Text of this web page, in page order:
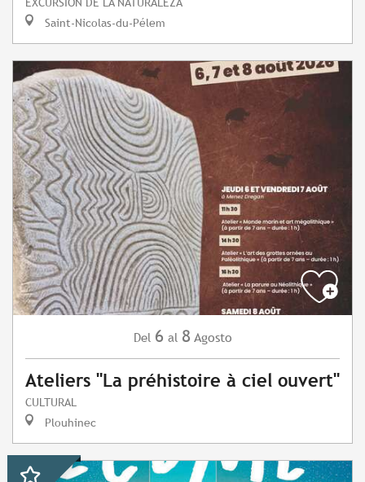
Saint-Nicolas-du-Pélem
Del 6 al 8 Agosto
Ateliers "La préhistoire à ciel ouvert"
CULTURAL
Plouhinec